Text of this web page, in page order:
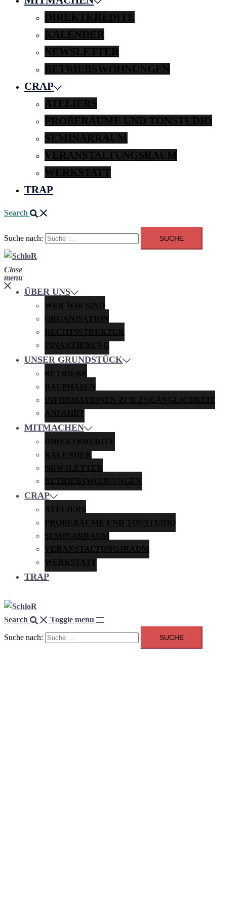
DIREKTKREDITE
KALENDER
NEWSLETTER
BETRIEBSWOHNUNGEN
CRAP
ATELIERS
PROBERÄUME UND TONSTUDIO
SEMINARRAUM
VERANSTALTUNGSRAUM
WERKSTATT
TRAP
Search
Suche nach:
Close
menu
ÜBER UNS
WER WIR SIND
ORGANISATION
RECHTSSTRUKTUR
FINANZIERUNG
UNSER GRUNDSTÜCK
BETRIEBE
BAUPHASEN
INFORMATIONEN ZUR ZUGÄNGLICHKEIT
ANFAHRT
MITMACHEN
DIREKTKREDITE
KALENDER
NEWSLETTER
BETRIEBSWOHNUNGEN
CRAP
ATELIERS
PROBERÄUME UND TONSTUDIO
SEMINARRAUM
VERANSTALTUNGSRAUM
WERKSTATT
TRAP
Search Toggle menu
Suche nach: